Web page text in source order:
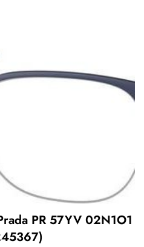
PR 57YV 02N1O1